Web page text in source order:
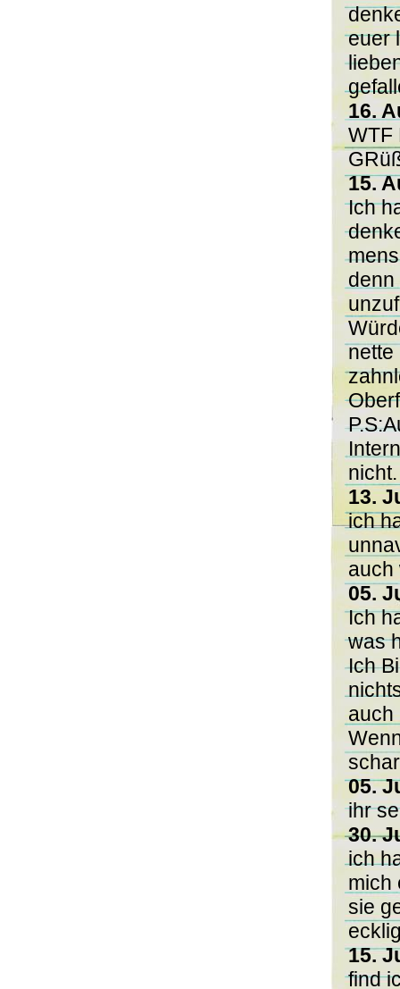
euer
16.
WTF
15.
Ich
nette
13.
ich
auch
05.
Ich
was
Ich
auch
05.
ihr
30.
ich
mich
sie
ecklig
15.
find